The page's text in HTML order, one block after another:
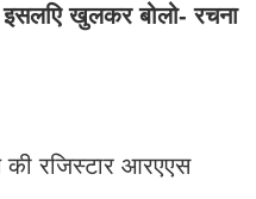
खुलकर बोलो- रचना
की रजिस्टार आरएएस